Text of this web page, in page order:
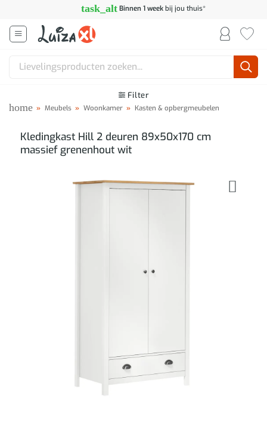
inhoud
task_alt Binnen 1 weekbij jou thuis*
Zoeken
Filter
home » Meubels » Woonkamer » Kasten & opbergmeubelen
Kledingkast Hill 2 deuren 89x50x170 cm
massief grenenhout wit